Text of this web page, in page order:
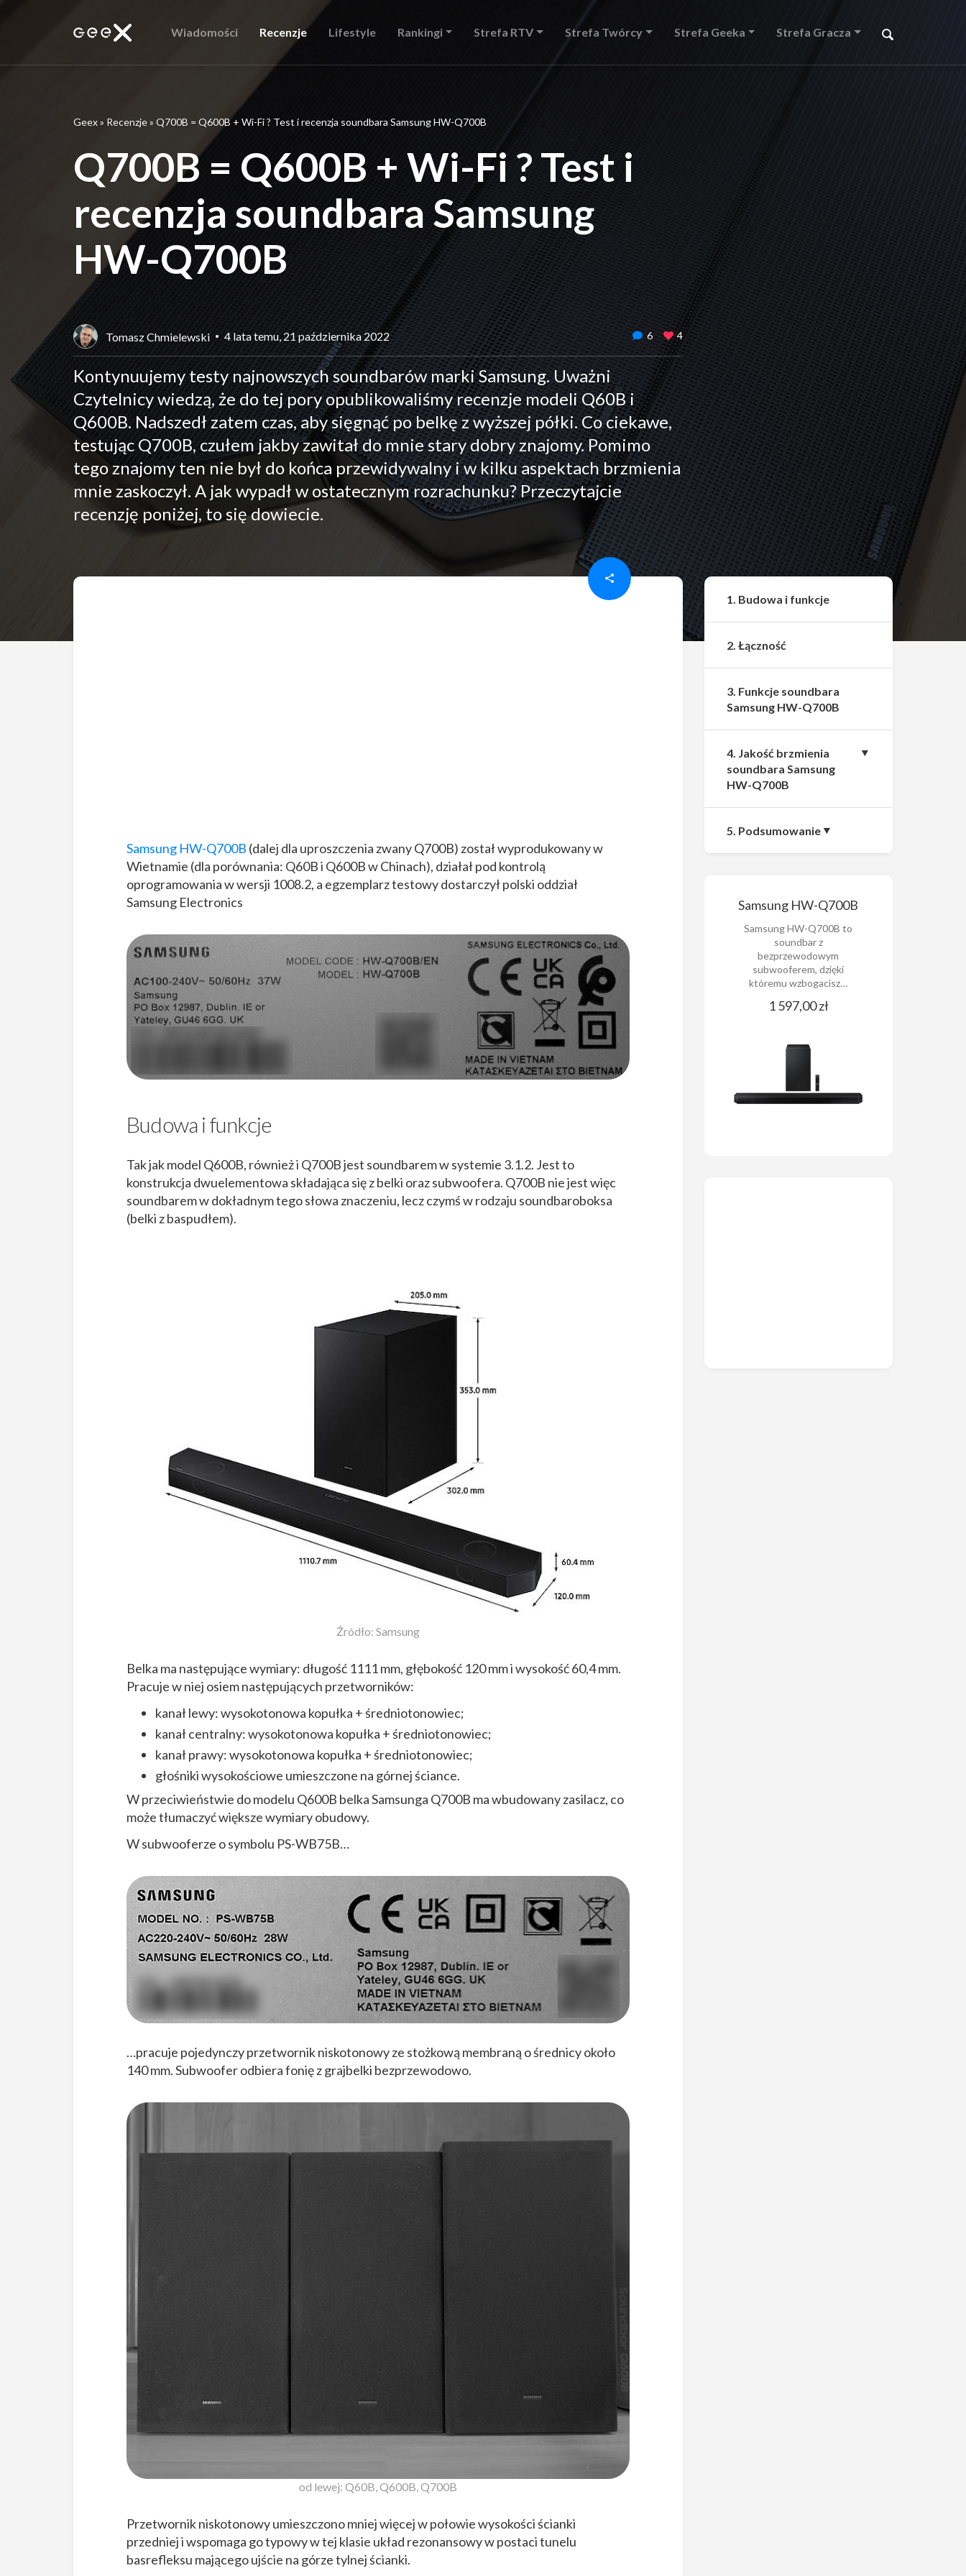
Wiadomości Recenzje Lifestyle Rankingi Strefa RTV Strefa Twórcy Strefa Geeka Strefa Gracza
Geex» Recenzje» Q700B = Q600B + Wi-Fi ? Test i recenzja soundbara Samsung HW-Q700B
Q700B = Q600B + Wi-Fi ? Test i
recenzja soundbara Samsung
HW-Q700B
Tomasz Chmielewski 4 lata temu, 21 października 2022 6 4
Kontynuujemy testy najnowszych soundbarów marki Samsung. Uważni
Czytelnicy wiedzą, że do tej pory opublikowaliśmy recenzje modeli Q60B i
Q600B. Nadszedł zatem czas, aby sięgnąć po belkę z wyższej półki. Co ciekawe,
testując Q700B, czułem jakby zawitał do mnie stary dobry znajomy. Pomimo
tego znajomy ten nie był do końca przewidywalny i w kilku aspektach brzmienia
mnie zaskoczył. A jak wypadł w ostatecznym rozrachunku? Przeczytajcie
recenzję poniżej, to się dowiecie.
Udostępnij
Samsung HW-Q700B (dalej dla uproszczenia zwany Q700B) został wyprodukowany w
Wietnamie (dla porównania: Q60B i Q600B w Chinach), działał pod kontrolą
oprogramowania w wersji 1008.2, a egzemplarz testowy dostarczył polski oddział
Samsung Electronics
Budowa i funkcje
Tak jak model Q600B, również i Q700B jest soundbarem w systemie 3.1.2. Jest to
konstrukcja dwuelementowa składająca się z belki oraz subwoofera. Q700B nie jest więc
soundbarem w dokładnym tego słowa znaczeniu, lecz czymś w rodzaju soundbaroboksa
(belki z baspudłem).
Źródło: Samsung
Belka ma następujące wymiary: długość 1111 mm, głębokość 120 mm i wysokość 60,4 mm.
Pracuje w niej osiem następujących przetworników:
kanał lewy: wysokotonowa kopułka + średniotonowiec;
kanał centralny: wysokotonowa kopułka + średniotonowiec;
kanał prawy: wysokotonowa kopułka + średniotonowiec;
głośniki wysokościowe umieszczone na górnej ściance.
W przeciwieństwie do modelu Q600B belka Samsunga Q700B ma wbudowany zasilacz, co
może tłumaczyć większe wymiary obudowy.
W subwooferze o symbolu PS-WB75B…
…pracuje pojedynczy przetwornik niskotonowy ze stożkową membraną o średnicy około
140 mm. Subwoofer odbiera fonię z grajbelki bezprzewodowo.
od lewej: Q60B, Q600B, Q700B
Przetwornik niskotonowy umieszczono mniej więcej w połowie wysokości ścianki
przedniej i wspomaga go typowy w tej klasie układ rezonansowy w postaci tunelu
basrefleksu mającego ujście na górze tylnej ścianki.
1. Budowa i funkcje
2. Łączność
3. Funkcje soundbara
Samsung HW-Q700B
4. Jakość brzmienia
soundbara Samsung
HW-Q700B
5. Podsumowanie
Samsung HW-Q700B
Samsung HW-Q700B to
soundbar z
bezprzewodowym
subwooferem, dzięki
któremu wzbogacisz…
1 597,00 zł